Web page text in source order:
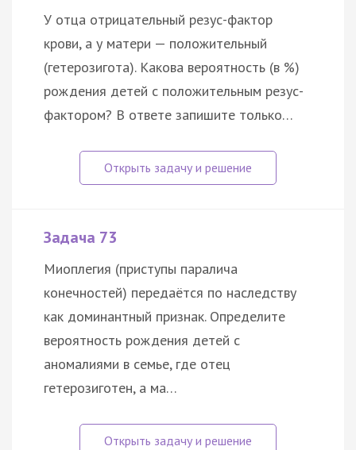
У отца отрицательный резус-фактор
крови, а у матери — положительный
(гетерозигота). Какова вероятность (в %)
рождения детей с положительным резус-
фактором? В ответе запишите только…
Задача 73
Миоплегия (приступы паралича
конечностей) передаётся по наследству
как доминантный признак. Определите
вероятность рождения детей с
аномалиями в семье, где отец
гетерозиготен, а ма…